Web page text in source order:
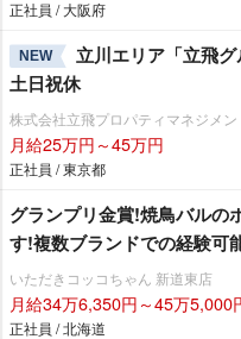
正社員 / 大阪府
NEW
立川エリア「立飛
土日祝休
株式会社立飛プロパティマネジメン
月給25万円～45万円
正社員 / 東京都
グランプリ金賞!焼鳥バルの
す!複数ブランドでの経験可
いただきコッコちゃん 新道東店
月給34万6,350円～45万5,000
正社員 / 北海道